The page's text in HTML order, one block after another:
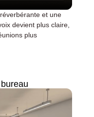
et une
devient plus claire,
plus